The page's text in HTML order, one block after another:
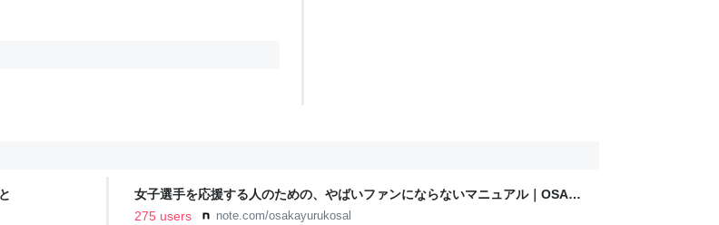
女子選手を応援する人のための、やばいファンにならないマニュアル｜OSAKA
YURU KOSAL:TETSUYA KITAMOTO
275 users note.com/osakayurukosal